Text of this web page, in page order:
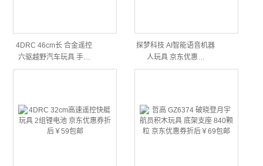
4DRC 46cm长 合金遥控
六驱越野汽车玩具 手…
探梦科技 AI智能语音机器
人玩具 京东优惠…